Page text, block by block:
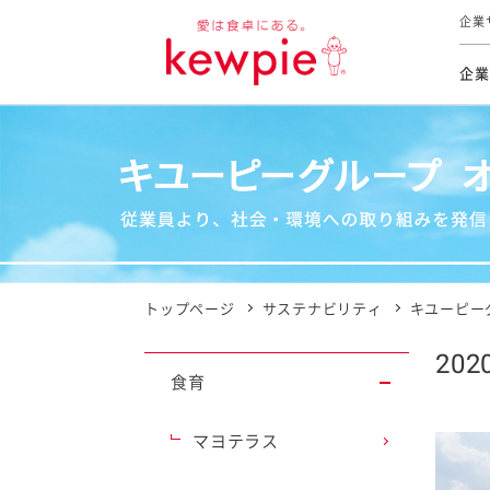
企業
企
トッ
市販用
ファ
食育活動
食をテー
海外にお
トッ
気候
持続可
イニシ
グルー
本部
技術
個
IR
IR
お客様
食育
マヨテラス
トップページ サステナビリティ キユーピ